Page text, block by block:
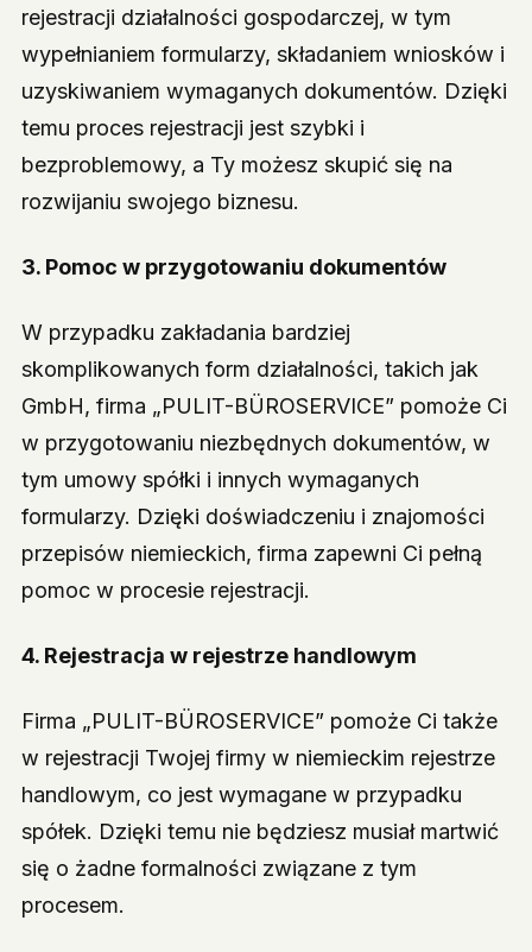
rejestracji działalności gospodarczej, w tym
wypełnianiem formularzy, składaniem wniosków i
uzyskiwaniem wymaganych dokumentów. Dzięki
temu proces rejestracji jest szybki i
bezproblemowy, a Ty możesz skupić się na
rozwijaniu swojego biznesu.
3. Pomoc w przygotowaniu dokumentów
W przypadku zakładania bardziej
skomplikowanych form działalności, takich jak
GmbH, firma „PULIT-BÜROSERVICE” pomoże Ci
w przygotowaniu niezbędnych dokumentów, w
tym umowy spółki i innych wymaganych
formularzy. Dzięki doświadczeniu i znajomości
przepisów niemieckich, firma zapewni Ci pełną
pomoc w procesie rejestracji.
4. Rejestracja w rejestrze handlowym
Firma „PULIT-BÜROSERVICE” pomoże Ci także
w rejestracji Twojej firmy w niemieckim rejestrze
handlowym, co jest wymagane w przypadku
spółek. Dzięki temu nie będziesz musiał martwić
się o żadne formalności związane z tym
procesem.